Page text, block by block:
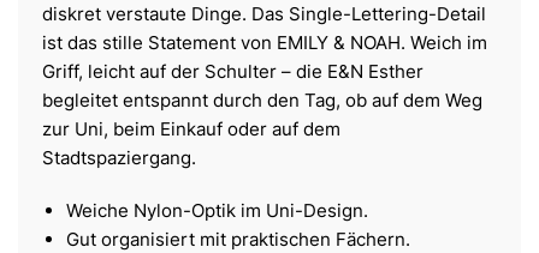
diskret verstaute Dinge. Das Single-Lettering-Detail
ist das stille Statement von EMILY & NOAH. Weich im
Griff, leicht auf der Schulter – die E&N Esther
begleitet entspannt durch den Tag, ob auf dem Weg
zur Uni, beim Einkauf oder auf dem
Stadtspaziergang.
Weiche Nylon-Optik im Uni-Design.
Gut organisiert mit praktischen Fächern.